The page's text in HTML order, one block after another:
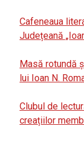
Cafeneaua
Județeană
Masă rotundă
lui Ioan N.
Clubul de
creațiilor